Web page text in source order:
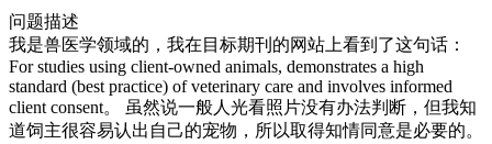
问题描述
我是兽医学领域的，我在目标期刊的网站上看到了这句话：
For studies using client-owned animals, demonstrates a high
standard (best practice) of veterinary care and involves informed
client consent。 虽然说一般人光看照片没有办法判断，但我知
道饲主很容易认出自己的宠物，所以取得知情同意是必要的。